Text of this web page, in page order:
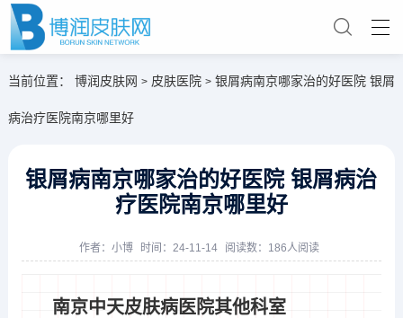
当前位置： 博润皮肤网 > 皮肤医院 > 银屑病南京哪家治的好医院 银屑
病治疗医院南京哪里好
银屑病南京哪家治的好医院 银屑病治
疗医院南京哪里好
作者： 小博 时间：24-11-14 阅读数：186人阅读
南京中天皮肤病医院其他科室